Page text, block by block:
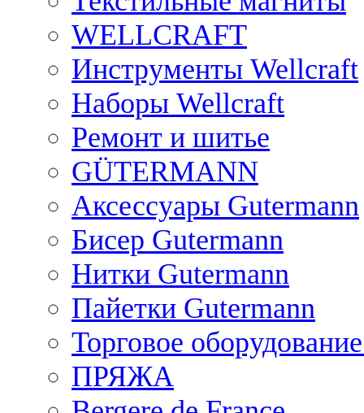
WELLCRAFT
Инструменты Wellcraft
Наборы Wellcraft
Ремонт и шитье
GÜTERMANN
Аксессуары Gutermann
Бисер Gutermann
Нитки Gutermann
Пайетки Gutermann
Торговое
ПРЯЖА